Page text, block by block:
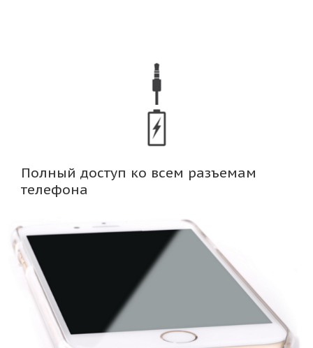
Полный доступ ко всем разъемам
телефона